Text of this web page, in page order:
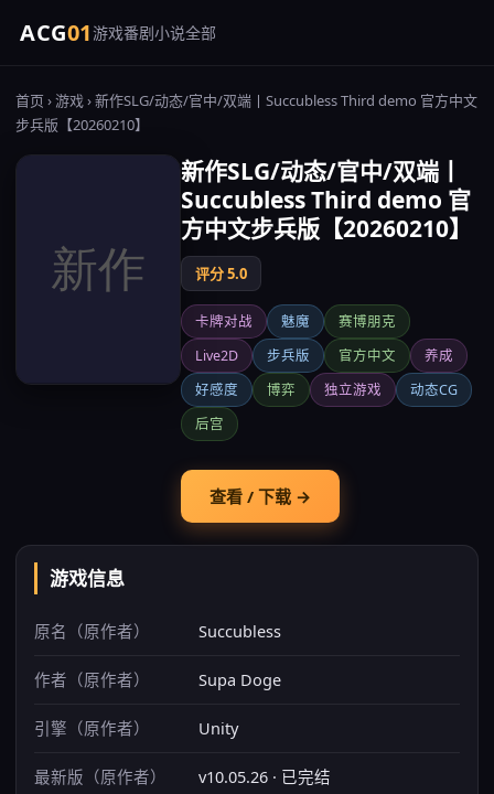
ACG01游戏番剧小说全部
首页 ›游戏› 新作SLG/动态/官中/双端丨Succubless Third demo 官方中文
步兵版【20260210】
新作SLG/动态/官中/双端丨
Succubless Third demo 官
方中文步兵版【20260210】
评分 5.0
卡牌对战 魅魔
赛博朋克
Live2D
步兵版 官方中文
养成
好感度
博弈 独立游戏
动态CG
后宫
查看 / 下载 →
游戏信息
原名（原作者） Succubless
作者（原作者） Supa Doge
引擎（原作者） Unity
最新版（原作者） v10.05.26 · 已完结